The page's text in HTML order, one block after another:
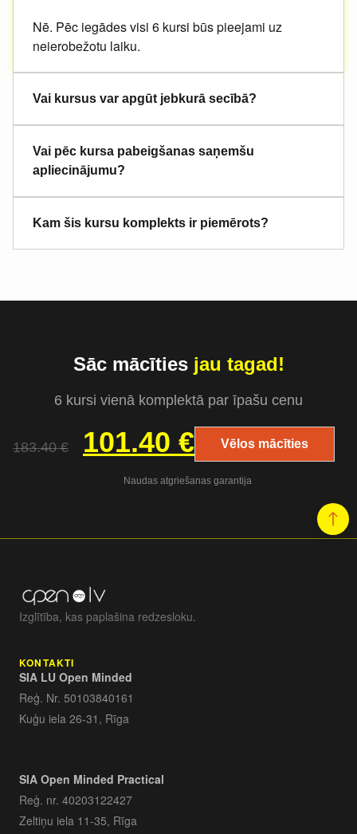
Nē. Pēc iegādes visi 6 kursi būs pieejami uz
neierobežotu laiku.
Vai kursus var apgūt jebkurā secībā?
Vai pēc kursa pabeigšanas saņemšu
apliecinājumu?
Kam šis kursu komplekts ir piemērots?
Sāc mācīties jau tagad!
6 kursi vienā komplektā par īpašu cenu
183.40€ 101.40 € Vēlos mācīties
Naudas atgriešanas garantija
Izglītība, kas paplašina redzesloku.
KONTAKTI
SIA LU Open Minded
Reģ. Nr. 50103840161
Kuģu iela 26-31, Rīga
SIA Open Minded Practical
Reģ. nr. 40203122427
Zeltiņu iela 11-35, Rīga